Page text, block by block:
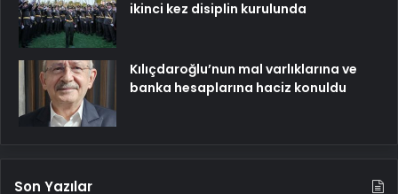
ikinci kez disiplin kurulunda
Kılıçdaroğlu’nun mal varlıklarına ve
banka hesaplarına haciz konuldu
Son Yazılar